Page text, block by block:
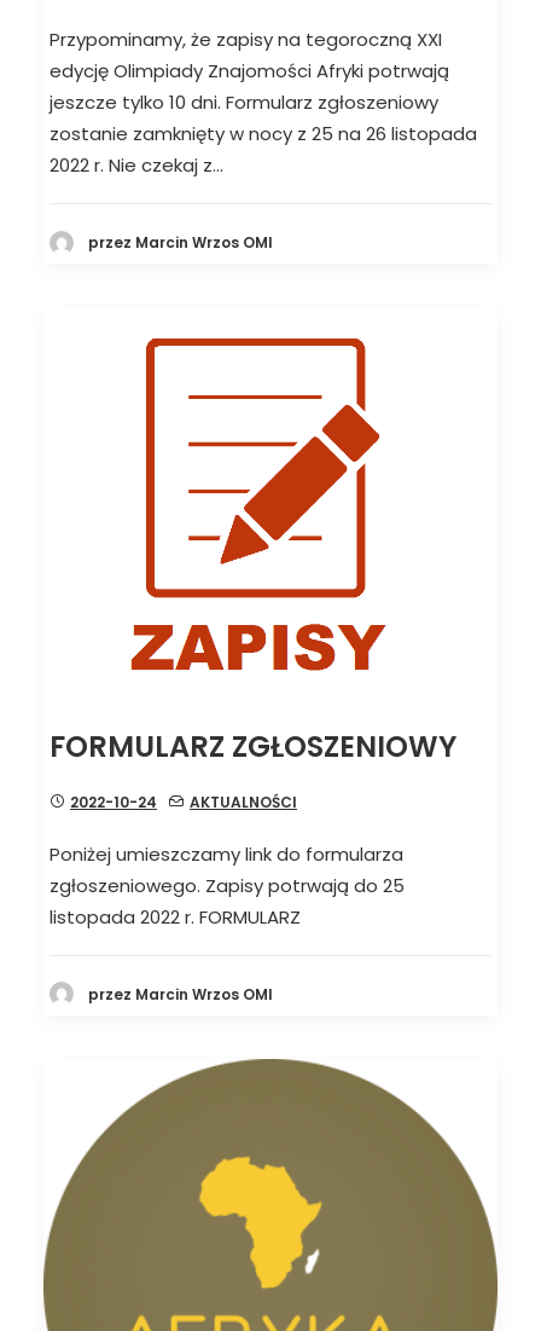
Przypominamy, że zapisy na tegoroczną XXI
edycję Olimpiady Znajomości Afryki potrwają
jeszcze tylko 10 dni. Formularz zgłoszeniowy
zostanie zamknięty w nocy z 25 na 26 listopada
2022 r. Nie czekaj z…
przez Marcin Wrzos OMI
FORMULARZ ZGŁOSZENIOWY
2022-10-24 AKTUALNOŚCI
Poniżej umieszczamy link do formularza
zgłoszeniowego. Zapisy potrwają do 25
listopada 2022 r. FORMULARZ
przez Marcin Wrzos OMI